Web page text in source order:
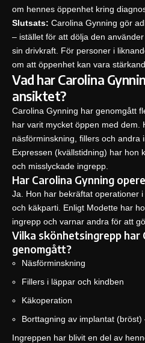
om hennes öppenhet kring
Slutsats: Carolina Gynning gör
– istället för att dölja den
sin drivkraft. För personer i
om att öppenhet kan vara
Vad har Carolina
ansiktet?
Carolina Gynning har genomgått
har varit mycket öppen med dem.
näsförminskning, fillers och andra
Expressen (kvällstidning) har hon
och misslyckade ingrepp.
Har Carolina Gynning
Ja. Hon har bekräftat operationer
och käkparti. Enligt Modette har
ingrepp och varnar andra för att
Vilka skönhetsingrepp har
genomgått?
Näsförminskning
Fillers i läppar och kindben
Käkoperation
Borttagning av implantat
Ingreppen har blivit en del av